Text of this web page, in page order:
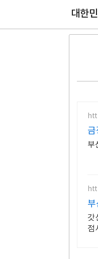
대한
금
부
부
갓
점